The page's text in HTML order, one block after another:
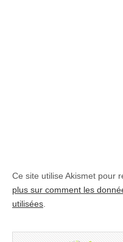
Ce site utilise Akismet pour
plus sur comment les
utilisées